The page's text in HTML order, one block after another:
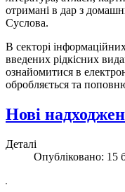
отримані в дар з
Суслова.
В секторі
введених рідкісних
ознайомитися в
обробляється та
Нові
Деталі
Опубліковано: 15